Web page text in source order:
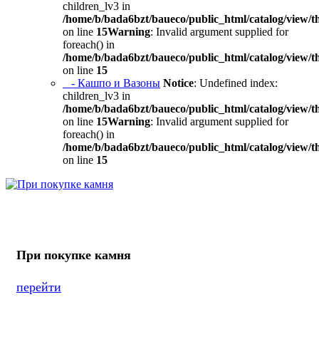
children_lv3 in
/home/b/bada6bzt/baueco/public_html/catalog/view/
on line 15Warning: Invalid argument supplied for
foreach() in
/home/b/bada6bzt/baueco/public_html/catalog/view/
on line 15
- Кашпо и Вазоны Notice: Undefined index:
children_lv3 in
/home/b/bada6bzt/baueco/public_html/catalog/view/
on line 15Warning: Invalid argument supplied for
foreach() in
/home/b/bada6bzt/baueco/public_html/catalog/view/
on line 15
При покупке камня
перейти